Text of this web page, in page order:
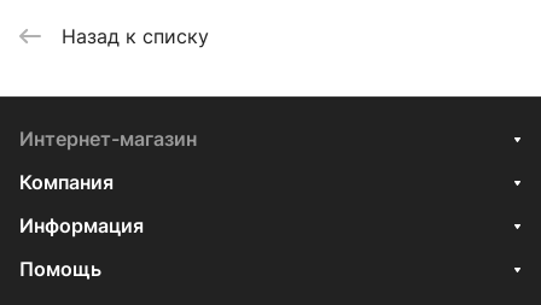
Назад к списку
Интернет-магазин
Компания
Информация
Помощь